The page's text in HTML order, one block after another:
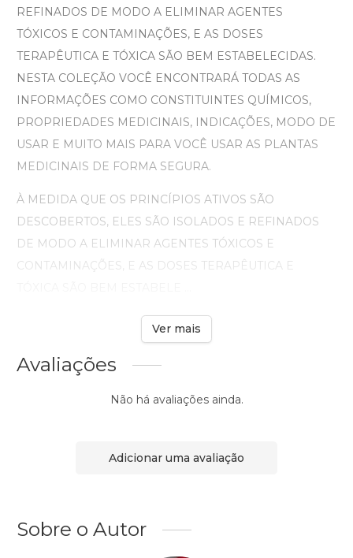
REFINADOS DE MODO A ELIMINAR AGENTES
TÓXICOS E CONTAMINAÇÕES, E AS DOSES
TERAPÊUTICA E TÓXICA SÃO BEM ESTABELECIDAS.
NESTA COLEÇÃO VOCÊ ENCONTRARÁ TODAS AS
INFORMAÇÕES COMO CONSTITUINTES QUÍMICOS,
PROPRIEDADES MEDICINAIS, INDICAÇÕES, MODO DE
USAR E MUITO MAIS PARA VOCÊ USAR AS PLANTAS
MEDICINAIS DE FORMA SEGURA.
À MEDIDA QUE OS PRINCÍPIOS ATIVOS SÃO
DESCOBERTOS, ELES SÃO ISOLADOS E REFINADOS
DE MODO A ELIMINAR AGENTES TÓXICOS E
CONTAMINAÇÕES, E AS DOSES TERAPÊUTICA E
Ver mais
Avaliações
Não há avaliações ainda.
Adicionar uma avaliação
Sobre o Autor